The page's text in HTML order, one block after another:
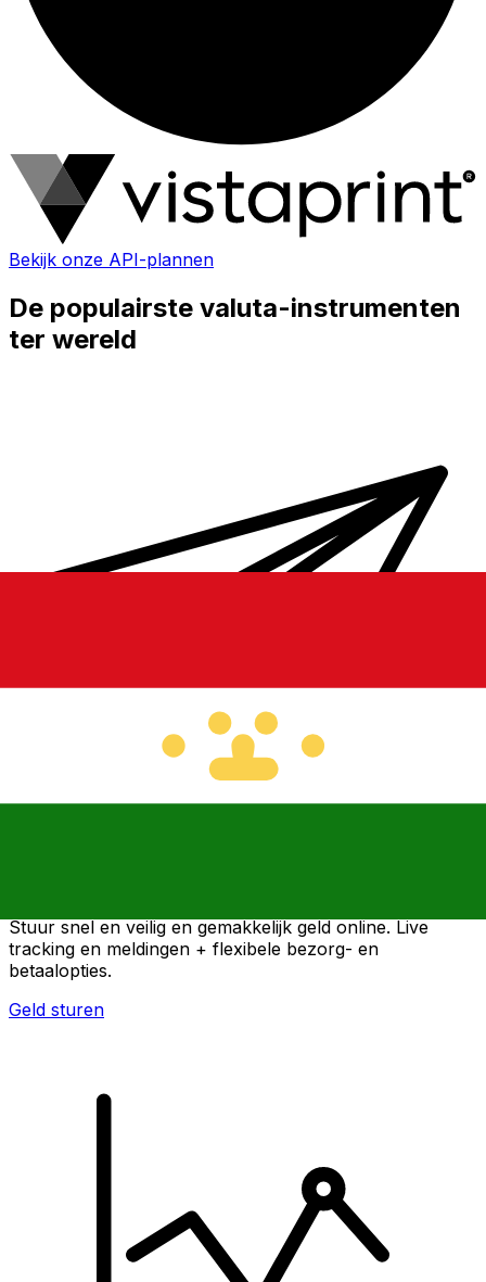
Bekijk onze API-plannen
De populairste valuta-instrumenten
ter wereld
Stuur snel en veilig en gemakkelijk geld online. Live
tracking en meldingen + flexibele bezorg- en
betaalopties.
Geld sturen